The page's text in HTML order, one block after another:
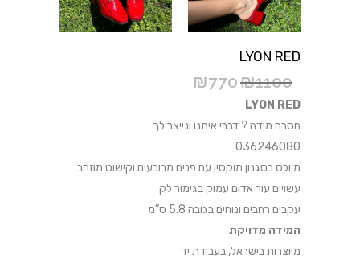
LYON RED
₪1100
₪770
LYON RED
חסרה מידה ? דברי איתנו ונייצר לך
036246080
מיולס בסגנון מוקסין עם פנים מרובעים וקישוט מוזהב
עשויים עור אדום עמוק בגימור לק
עקבים רחבים ונוחים בגובה 5.8 ס”מ
המידה מדויקת
מיוצרות בישראל, בעבודת יד